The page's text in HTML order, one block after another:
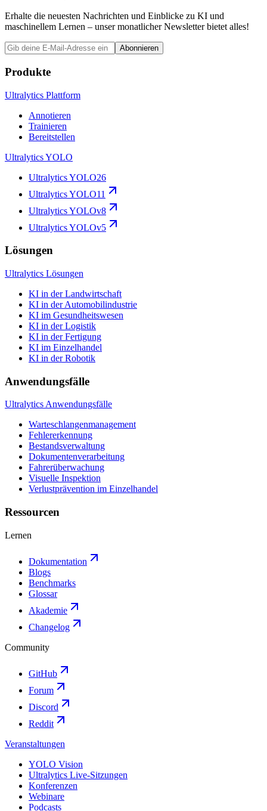
Erhalte die neuesten Nachrichten und Einblicke zu KI und
maschinellem Lernen – unser monatlicher Newsletter bietet alles!
Abonnieren
Produkte
Ultralytics Plattform
Annotieren
Trainieren
Bereitstellen
Ultralytics YOLO
Ultralytics YOLO26
Ultralytics YOLO11
Ultralytics YOLOv8
Ultralytics YOLOv5
Lösungen
Ultralytics Lösungen
KI in der Landwirtschaft
KI in der Automobilindustrie
KI im Gesundheitswesen
KI in der Logistik
KI in der Fertigung
KI im Einzelhandel
KI in der Robotik
Anwendungsfälle
Ultralytics Anwendungsfälle
Warteschlangenmanagement
Fehlererkennung
Bestandsverwaltung
Dokumentenverarbeitung
Fahrerüberwachung
Visuelle Inspektion
Verlustprävention im Einzelhandel
Ressourcen
Lernen
Dokumentation
Blogs
Benchmarks
Glossar
Akademie
Changelog
Community
GitHub
Forum
Discord
Reddit
Veranstaltungen
YOLO Vision
Ultralytics Live-Sitzungen
Konferenzen
Webinare
Podcasts